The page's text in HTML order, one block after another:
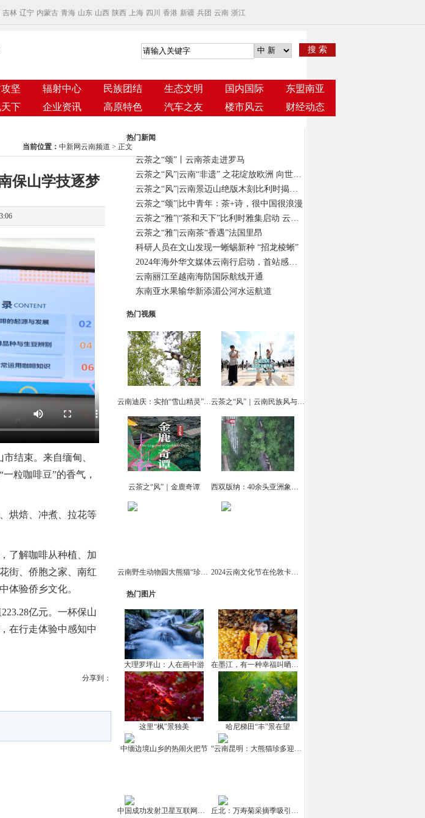
吉林 辽宁 内蒙古 青海 山东 山西 陕西 上海 四川 香港 新疆 兵团 云南 浙江
搜 索
坚 辐射中心 民族团结 生态文明 国内国际
东盟南亚
下 企业资讯 高原特色 汽车之友 楼市风云 财经动态
当前位置： 中新网云南频道 > 正文
保山学技逐梦
结束。来自缅甸、
粒咖啡豆”的香气，
烘焙、冲煮、拉花等
了解咖啡从种植、加
街、侨胞之家、南红
体验侨乡文化。
亿元。一杯保山
在行走体验中感知中
分享到：
热门新闻
云茶之“颂”丨云南茶走进罗马
云茶之“风”|云南“非遗” 之花绽放欧洲 向世界发出“景迈之约”
云茶之“风”|云南景迈山绝版木刻比利时揭幕 以“有形”版画绘“无象”茶意
云茶之“颂”|比中青年：茶+诗，很中国很浪漫
云茶之“雅”|“茶和天下”比利时雅集启动 云南茶在“欧洲心脏”演绎风雅颂
云茶之“雅”|云南茶“香遇”法国里昂
科研人员在文山发现一蜥蜴新种 “招龙棱蜥”
2024年海外华文媒体云南行启动，首站感受春城独特气质
云南丽江至越南海防国际航线开通
东南亚水果输华新添湄公河水运航道
热门视频
云南迪庆：实拍“雪山精灵” 滇金丝猴觅食 云茶之“风”｜云南民族风与法式风情共舞
云茶之“风”｜金鹿奇谭 西双版纳：40余头亚洲象集体“出游戏水”
云南野生动物园大熊猫“珍多”迎来十岁生日 2024云南文化节在伦敦卡姆登市场举办
热门图片
大理罗坪山：人在画中游 在墨江，有一种幸福叫晒秋！
这里“枫”景独美 哈尼梯田“丰”景在望
中缅边境山乡的热闹火把节 “云南昆明：大熊猫珍多迎来10岁生日
中国成功发射卫星互联网高轨卫星 丘北：万寿菊采摘季吸引游客打卡